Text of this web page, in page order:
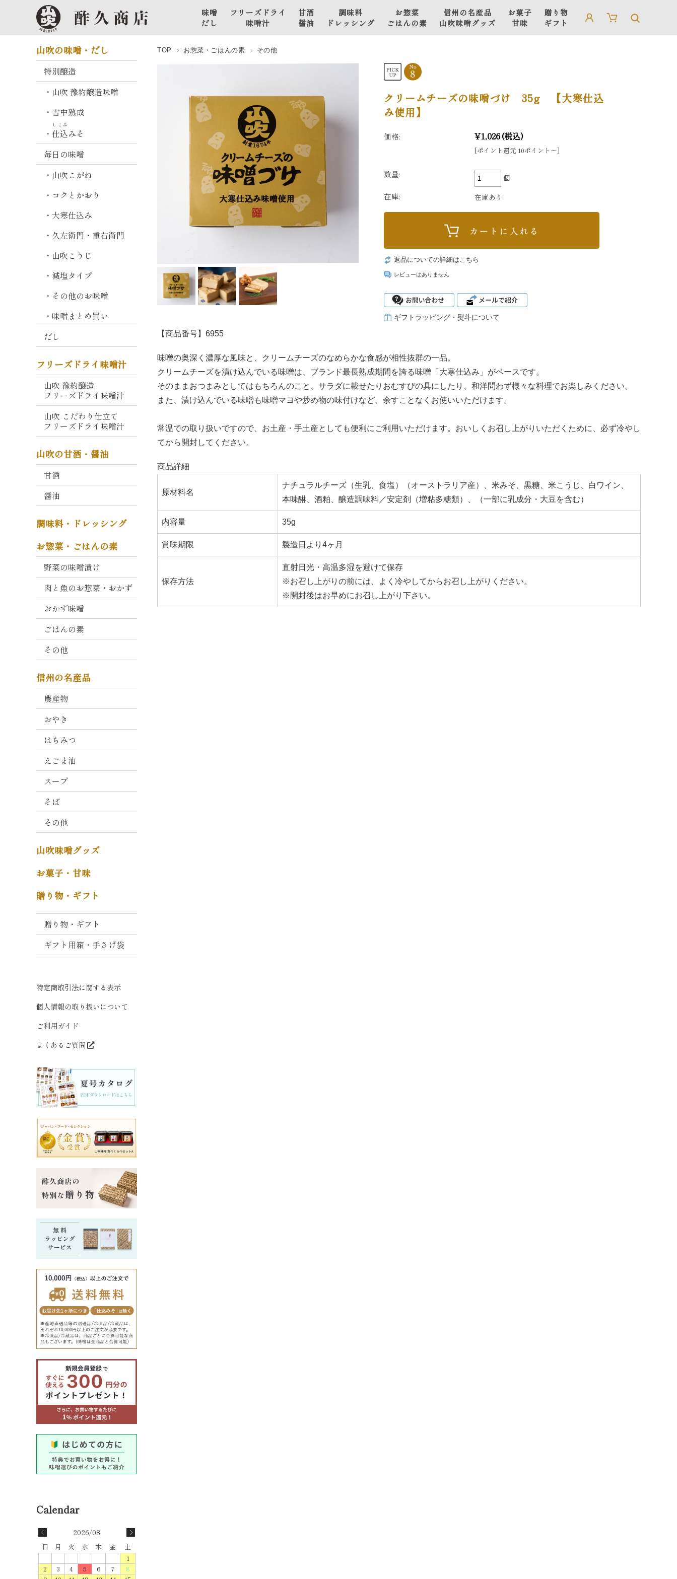
味噌
だし
別
山
吹
豫
約
醸
味
噌
熟
込
み
そ
日
味
噌
山
吹
ね
と
り
大
仕
フリーズドライ
味噌汁
フリーズドライ味噌汁
甘酒
醤油
調味料
ドレッシング
お惣菜
ごはんの素
肉と魚のお
ず
信州の名産品
山吹味噌グッズ
お菓子
甘味
贈り物
ギフト
TOP お惣菜・ごはんの素 その他
クリームチーズの味噌づけ 35g 【大寒仕込
み使用】
価格: ¥1,026(税込)
[ポイント還元 10ポイント〜]
数量: 個
在庫: 在庫あり
返品についての詳細はこちら
レビューはありません
ギフトラッピング・熨斗について
【商品番号】6955
味噌の奥深く濃厚な風味と、クリームチーズのなめらかな食感が相性抜群の一品。
クリームチーズを漬け込んでいる味噌は、ブランド最長熟成期間を誇る味噌「大寒仕込み」がベースです。
そのままおつまみとしてはもちろんのこと、サラダに載せたりおむすびの具にしたり、和洋問わず様々な料理でお楽しみください。
また、漬け込んでいる味噌も味噌マヨや炒め物の味付けなど、余すことなくお使いいただけます。
常温での取り扱いですので、お土産・手土産としても便利にご利用いただけます。おいしくお召し上がりいただくために、必ず冷やし
てから開封してください。
商品詳細
原材料名
ナチュラルチーズ（生乳、食塩）（オーストラリア産）、米みそ、黒糖、米こうじ、白ワイン、
本味醂、酒粕、醸造調味料／安定剤（増粘多糖類）、（一部に乳成分・大豆を含む）
内容量 35g
賞味期限 製造日より4ヶ月
保存方法
直射日光・高温多湿を避けて保存
※お召し上がりの前には、よく冷やしてからお召し上がりください。
※開封後はお早めにお召し上がり下さい。
山吹の味噌・だし
特別醸造
・山吹 豫約醸造味噌
・雪中熟成
・ 仕込
しこみ
みそ
毎日の味噌
・山吹こがね
・コクとかおり
・大寒仕込み
・久左衛門・重右衛門
・山吹こうじ
・減塩タイプ
・その他のお味噌
・味噌まとめ買い
だし
フリーズドライ味噌汁
山吹 豫約醸造
フリーズドライ味噌汁
山吹 こだわり仕立て
フリーズドライ味噌汁
山吹の甘酒・醤油
甘酒
醤油
調味料・ドレッシング
お惣菜・ごはんの素
野菜の味噌漬け
肉と魚のお惣菜・おかず
おかず味噌
ごはんの素
その他
信州の名産品
農産物
おやき
はちみつ
えごま油
スープ
そば
その他
山吹味噌グッズ
お菓子・甘味
贈り物・ギフト
贈り物・ギフト
ギフト用箱・手さげ袋
特定商取引法に関する表示
個人情報の取り扱いについて
ご利用ガイド
よくあるご質問
2026/08
日 月 火 水 木 金
土
1
2
3 4 5 6 7
8